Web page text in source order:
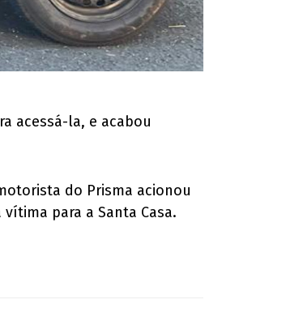
acessá-la, e acabou
do Prisma acionou
para a Santa Casa.